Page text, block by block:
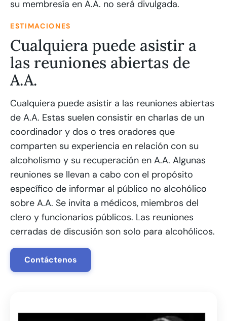
su membresía en A.A. no será divulgada.
ESTIMACIONES
Cualquiera puede asistir a
las reuniones abiertas de
A.A.
Cualquiera puede asistir a las reuniones abiertas
de A.A. Estas suelen consistir en charlas de un
coordinador y dos o tres oradores que
comparten su experiencia en relación con su
alcoholismo y su recuperación en A.A. Algunas
reuniones se llevan a cabo con el propósito
específico de informar al público no alcohólico
sobre A.A. Se invita a médicos, miembros del
clero y funcionarios públicos. Las reuniones
cerradas de discusión son solo para alcohólicos.
Contáctenos